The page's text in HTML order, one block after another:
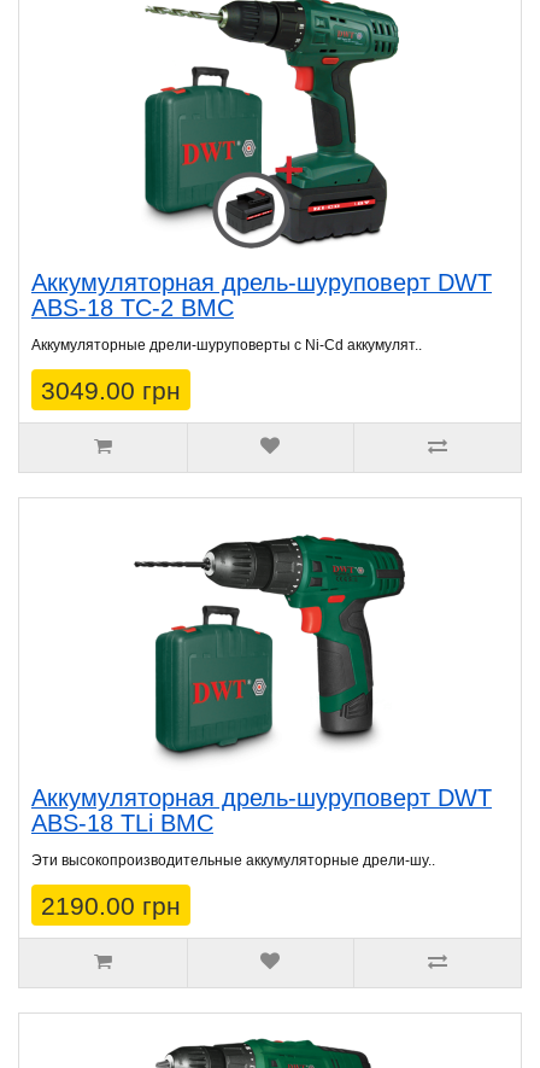
Аккумуляторная дрель-шуруповерт DWT
ABS-18 TC-2 BMC
Аккумуляторные дрели-шуруповерты с Ni-Cd аккумулят..
3049.00 грн
Аккумуляторная дрель-шуруповерт DWT
ABS-18 TLi BMC
Эти высокопроизводительные аккумуляторные дрели-шу..
2190.00 грн